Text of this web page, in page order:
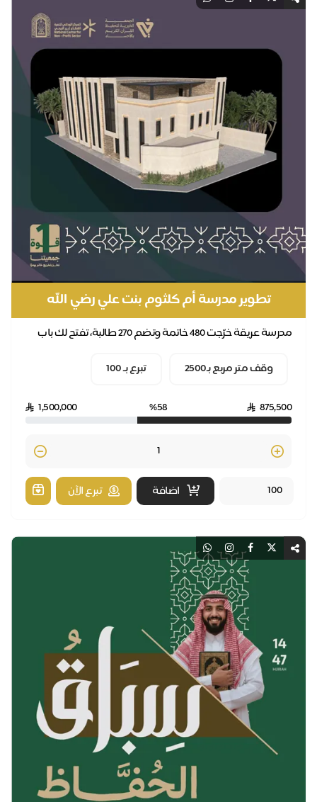
تطوير مدرسة أم كلثوم بنت علي رضي الله
عنهما
مدرسة عريقة خرّجت 480 خاتمة وتضم 270 طالبة، تفتح لك باب
وقف متر مربع بـ2500
1,500,000
Quantity
اضافة
تبرع الآن